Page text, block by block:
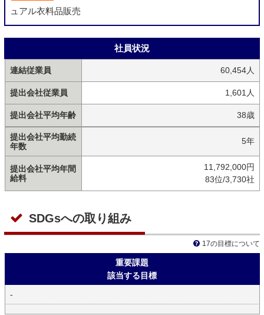
ュアル衣料品販売
社員状況
連結従業員 60,454人
提出会社従業員 1,601人
提出会社平均年齢 38歳
提出会社平均勤続
年数
5年
提出会社平均年間
給料
11,792,000円
83位/3,730社
SDGsへの取り組み
17の目標について
重要課題
該当する目標
-